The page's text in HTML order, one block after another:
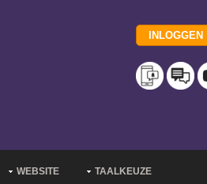
WEBSITE TAALKEUZE